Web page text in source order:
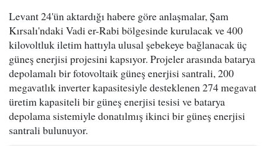
Levant 24'ün aktardığı habere göre anlaşmalar, Şam
Kırsalı'ndaki Vadi er-Rabi bölgesinde kurulacak ve 400
kilovoltluk iletim hattıyla ulusal şebekeye bağlanacak üç
güneş enerjisi projesini kapsıyor. Projeler arasında batarya
depolamalı bir fotovoltaik güneş enerjisi santrali, 200
megavatlık inverter kapasitesiyle desteklenen 274 megavat
üretim kapasiteli bir güneş enerjisi tesisi ve batarya
depolama sistemiyle donatılmış ikinci bir güneş enerjisi
santrali bulunuyor.